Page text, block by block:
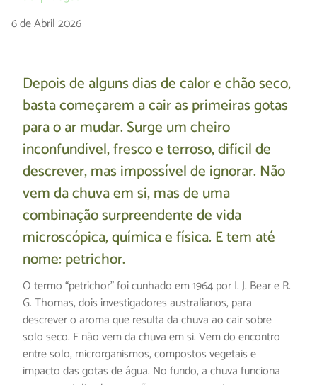
6 de Abril 2026
Depois de alguns dias de calor e chão seco,
basta começarem a cair as primeiras gotas
para o ar mudar. Surge um cheiro
inconfundível, fresco e terroso, difícil de
descrever, mas impossível de ignorar. Não
vem da chuva em si, mas de uma
combinação surpreendente de vida
microscópica, química e física. E tem até
nome: petrichor.
O termo “petrichor” foi cunhado em 1964 por I. J. Bear e R.
G. Thomas, dois investigadores australianos, para
descrever o aroma que resulta da chuva ao cair sobre
solo seco. E não vem da chuva em si. Vem do encontro
entre solo, microrganismos, compostos vegetais e
impacto das gotas de água. No fundo, a chuva funciona